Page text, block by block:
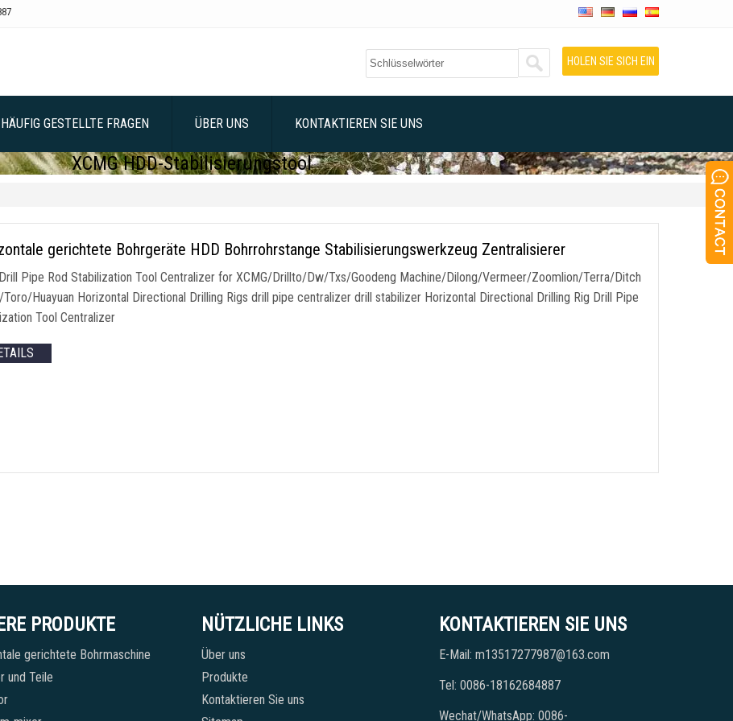
HOLEN SIE SICH EIN
HÄUFIG GESTELLTE FRAGEN ÜBER UNS KONTAKTIEREN SIE UNS
XCMG HDD-Stabilisierungstool
gerichtete Bohrgeräte HDD Bohrrohrstange Stabilisierungswerkzeug Zentralisierer
Pipe Rod Stabilization Tool Centralizer for XCMG/Drillto/Dw/Txs/Goodeng Machine/Dilong/Vermeer/Zoomlion/Terra/Ditch
Huayuan Horizontal Directional Drilling Rigs drill pipe centralizer drill stabilizer Horizontal Directional Drilling Rig Drill Pipe
Tool Centralizer
PRODUKTE
gerichtete Bohrmaschine
und Teile
NÜTZLICHE LINKS
Über uns
Produkte
Kontaktieren Sie uns
KONTAKTIEREN SIE UNS
E-Mail: m13517277987@163.com
Tel: 0086-18162684887
Wechat/WhatsApp: 0086-